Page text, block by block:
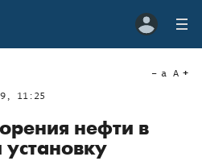
11:25
a A
нефти в
установку